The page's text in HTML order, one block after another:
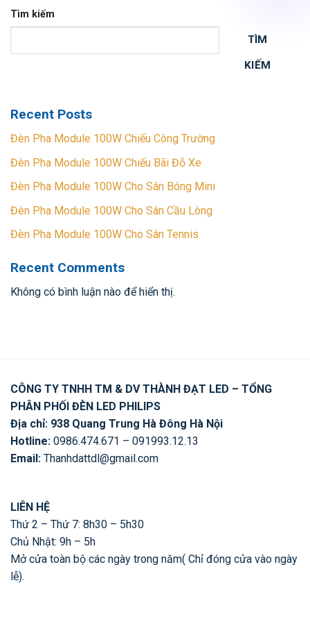
Tìm kiếm
TÌM
KIẾM
Recent Posts
Đèn Pha Module 100W Chiếu Công Trường
Đèn Pha Module 100W Chiếu Bãi Đỗ Xe
Đèn Pha Module 100W Cho Sân Bóng Mini
Đèn Pha Module 100W Cho Sân Cầu Lông
Đèn Pha Module 100W Cho Sân Tennis
Recent Comments
Không có bình luận nào để hiển thị.
CÔNG TY TNHH TM & DV THÀNH ĐẠT LED – TỔNG
PHÂN PHỐI ĐÈN LED PHILIPS
Địa chỉ: 938 Quang Trung Hà Đông Hà Nội
Hotline: 0986.474.671 – 091993.12.13
Email: Thanhdattdl@gmail.com
LIÊN HỆ
Thứ 2 – Thứ 7: 8h30 – 5h30
Chủ Nhật: 9h – 5h
Mở cửa toàn bộ các ngày trong năm( Chỉ đóng cửa vào ngày
lễ).